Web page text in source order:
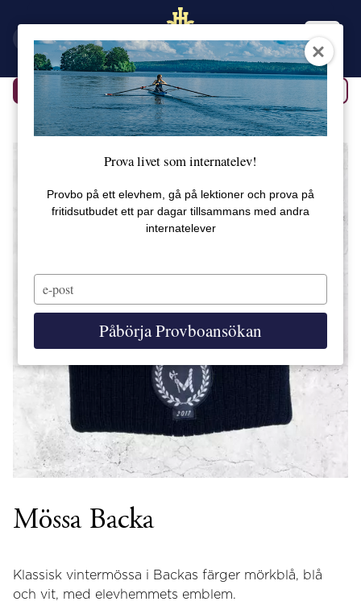
Tillbaka
Mössa Backa
Klassisk vintermössa i Backas färger mörkblå, blå
och vit, med elevhemmets emblem.
Prova livet som internatelev!
Provbo på ett elevhem, gå på lektioner och prova på
fritidsutbudet ett par dagar tillsammans med andra
internatelever
your
email
Påbörja Provboansökan